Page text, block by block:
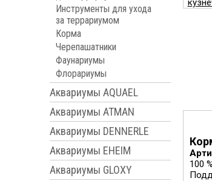
Инструменты для ухода
за террариумом
Корма
Черепашатники
Фаунариумы
Флорариумы
Аквариумы AQUAEL
Аквариумы ATMAN
Аквариумы DENNERLE
Аквариумы EHEIM
Аквариумы GLOXY
100